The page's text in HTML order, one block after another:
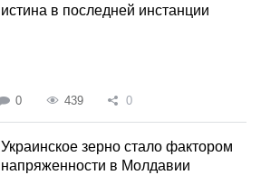
истина в последней инстанции
0 439 0
Украинское зерно стало фактором
напряженности в Молдавии